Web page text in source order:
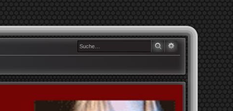
SUCHE